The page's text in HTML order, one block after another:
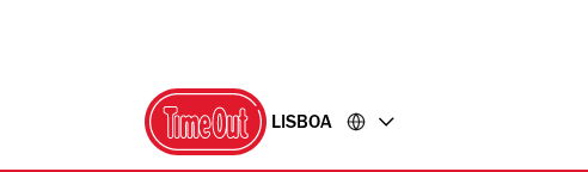
LISBOA